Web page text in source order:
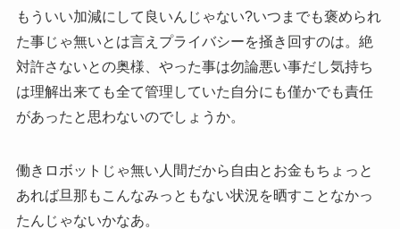
もういい加減にして良いんじゃない?いつまでも褒められ
た事じゃ無いとは言えプライバシーを掻き回すのは。絶
対許さないとの奥様、やった事は勿論悪い事だし気持ち
は理解出来ても全て管理していた自分にも僅かでも責任
があったと思わないのでしょうか。
働きロボットじゃ無い人間だから自由とお金もちょっと
あれば旦那もこんなみっともない状況を晒すことなかっ
たんじゃないかなあ。